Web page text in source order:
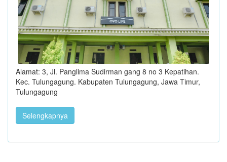
Alamat: 3, Jl. Panglima Sudirman gang 8 no 3 Kepatihan.
Kec. Tulungagung. Kabupaten Tulungagung, Jawa Timur,
Tulungagung
Selengkapnya